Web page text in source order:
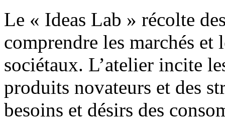
Le « Ideas Lab » récolte
comprendre les marchés et
sociétaux. L’atelier incite
produits novateurs et des
besoins et désirs des